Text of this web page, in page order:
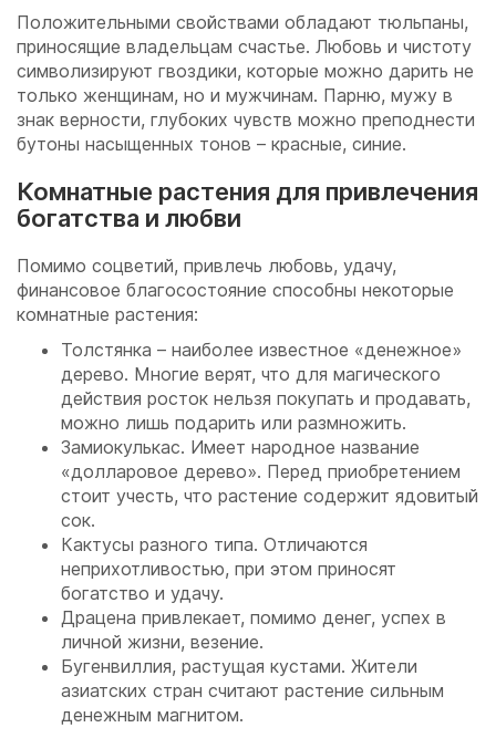
Положительными свойствами обладают тюльпаны,
приносящие владельцам счастье. Любовь и чистоту
символизируют гвоздики, которые можно дарить не
только женщинам, но и мужчинам. Парню, мужу в
знак верности, глубоких чувств можно преподнести
бутоны насыщенных тонов – красные, синие.
Комнатные растения для привлечения
богатства и любви
Помимо соцветий, привлечь любовь, удачу,
финансовое благосостояние способны некоторые
комнатные растения:
Толстянка – наиболее известное «денежное»
дерево. Многие верят, что для магического
действия росток нельзя покупать и продавать,
можно лишь подарить или размножить.
Замиокулькас. Имеет народное название
«долларовое дерево». Перед приобретением
стоит учесть, что растение содержит ядовитый
сок.
Кактусы разного типа. Отличаются
неприхотливостью, при этом приносят
богатство и удачу.
Драцена привлекает, помимо денег, успех в
личной жизни, везение.
Бугенвиллия, растущая кустами. Жители
азиатских стран считают растение сильным
денежным магнитом.